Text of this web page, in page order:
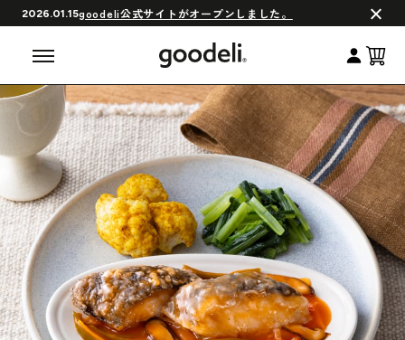
2026.01.15goodeli公式サイトがオープンしました。
会員制度について